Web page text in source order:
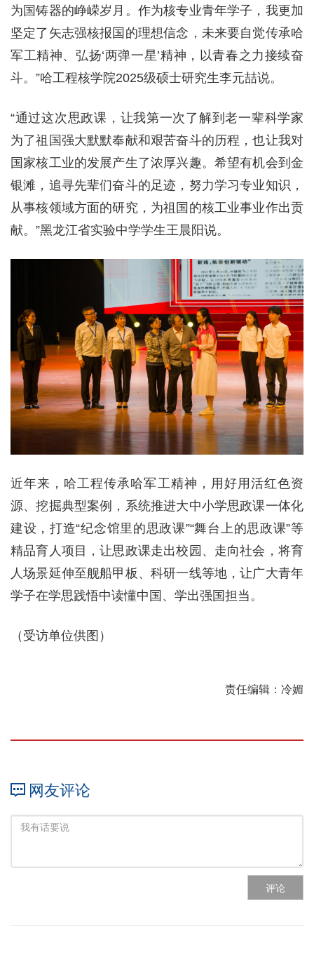
为国铸器的峥嵘岁月。作为核专业青年学子，我更加
坚定了矢志强核报国的理想信念，未来要自觉传承哈
军工精神、弘扬‘两弹一星’精神，以青春之力接续奋
斗。”哈工程核学院2025级硕士研究生李元喆说。
“通过这次思政课，让我第一次了解到老一辈科学家
为了祖国强大默默奉献和艰苦奋斗的历程，也让我对
国家核工业的发展产生了浓厚兴趣。希望有机会到金
银滩，追寻先辈们奋斗的足迹，努力学习专业知识，
从事核领域方面的研究，为祖国的核工业事业作出贡
献。”黑龙江省实验中学学生王晨阳说。
近年来，哈工程传承哈军工精神，用好用活红色资
源、挖掘典型案例，系统推进大中小学思政课一体化
建设，打造“纪念馆里的思政课”“舞台上的思政课”等
精品育人项目，让思政课走出校园、走向社会，将育
人场景延伸至舰船甲板、科研一线等地，让广大青年
学子在学思践悟中读懂中国、学出强国担当。
（受访单位供图）
责任编辑：冷媚
网友评论
评论